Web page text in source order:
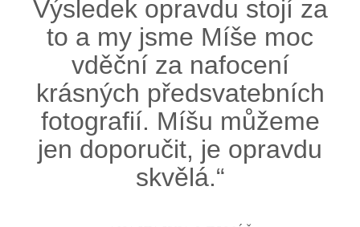
Výsledek opravdu stojí za
to a my jsme Míše moc
vděční za nafocení
krásných předsvatebních
fotografií. Míšu můžeme
jen doporučit, je opravdu
skvělá.“